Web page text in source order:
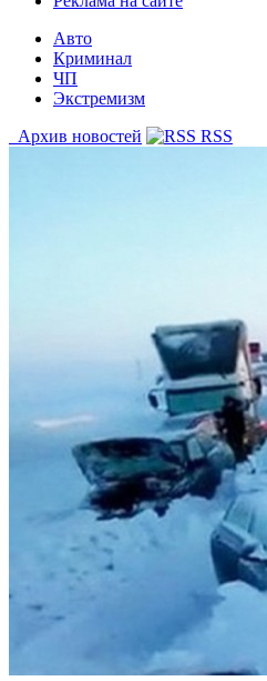
Авто
Криминал
ЧП
Экстремизм
Архив новостей
RSS